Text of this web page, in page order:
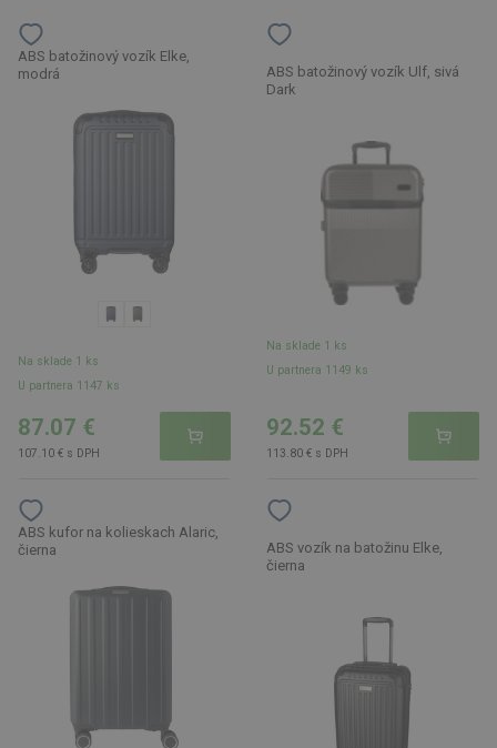
ABS batožinový vozík Elke,
modrá
Na sklade 1 ks
U partnera 1147 ks
87.07 €
107.10 € s DPH
ABS batožinový vozík Ulf, sivá
Dark
Na sklade 1 ks
U partnera 1149 ks
92.52 €
113.80 € s DPH
ABS kufor na kolieskach Alaric,
čierna
ABS vozík na batožinu Elke,
čierna